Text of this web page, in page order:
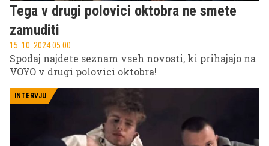
Tega v drugi polovici oktobra ne smete
zamuditi
15. 10. 2024 05.00
Spodaj najdete seznam vseh novosti, ki prihajajo na
VOYO v drugi polovici oktobra!
INTERVJU